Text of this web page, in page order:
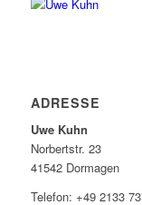
ADRESSE
Uwe Kuhn
Norbertstr. 23
41542 Dormagen
Telefon: +49 2133